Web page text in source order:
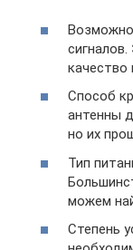
качество
Способ
антенны
но их
Тип
можем
Степень